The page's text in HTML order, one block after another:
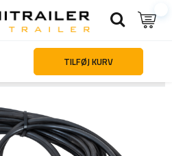
Belysning og el-udstyr Kabler MANTES
TILFØJ KURV